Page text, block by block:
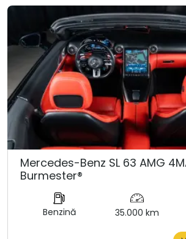
Mercedes-Benz SL 63 AMG
Burmester®
Benzină 35.000 km